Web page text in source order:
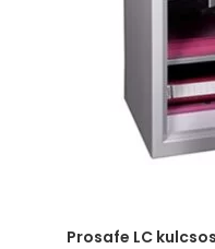
Prosafe LC